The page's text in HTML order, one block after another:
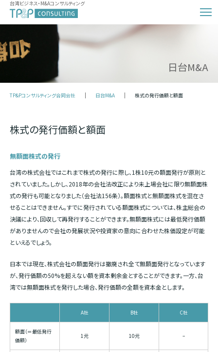
台湾ビジネス・M&Aコンサルティング
日台M&A
TP&Pコンサルティング合同会社 日台M&A 株式の発行価額と額面
株式の発行価額と額面
無額面株式の発行
台湾の株式会社ではこれまで株式の発行に際し、1株10元の額面発行が原則と
されていました。しかし、2018年の会社法改正により未上場会社に限り無額面株
式の発行も可能となりました（会社法156条）。額面株式と無額面株式を混在さ
せることはできません。すでに発行されている額面株式については、株主総会の
決議により、回収して再発行することができます。無額面株式には最低発行価額
がありませんので会社の発展状況や投資家の意向に合わせた株価設定が可能
といえるでしょう。
日本では現在、株式会社の額面発行は撤廃され全て無額面発行となっています
が、発行価額の50%を超えない額を資本剰余金とすることができます。一方、台
湾では無額面株式を発行した場合、発行価額の全額を資本金とします。
A社 B社 C社
額面（＝最低発行
価額）
1元 10元 –